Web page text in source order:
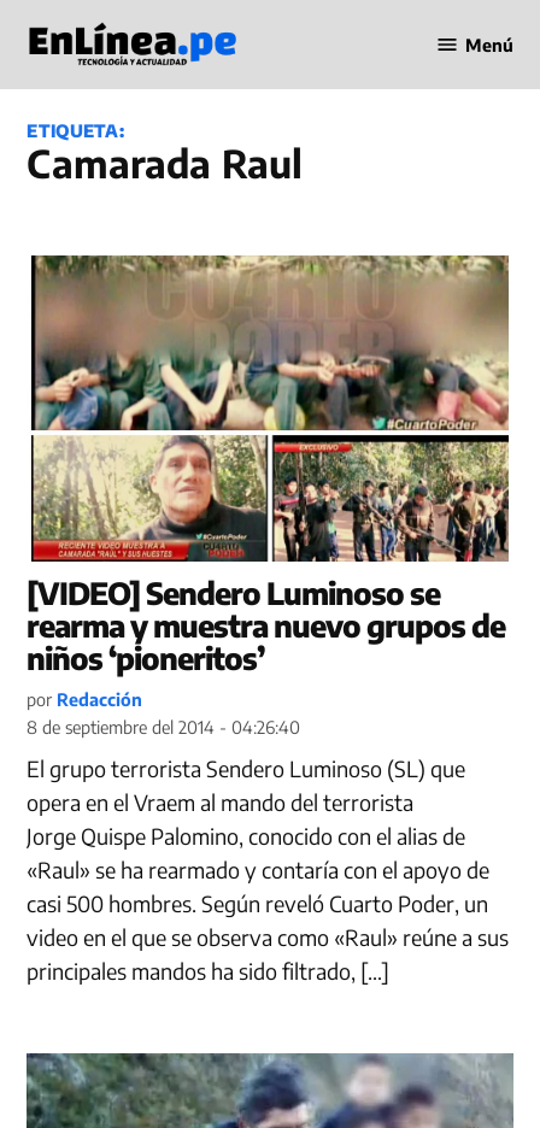
contenido
en Línea
Menú
ETIQUETA:
Camarada Raul
[VIDEO] Sendero Luminoso se
rearma y muestra nuevo grupos de
niños ‘pioneritos’
por Redacción
8 de septiembre del 2014 - 04:26:40
El grupo terrorista Sendero Luminoso (SL) que
opera en el Vraem al mando del terrorista
Jorge Quispe Palomino, conocido con el alias de
«Raul» se ha rearmado y contaría con el apoyo de
casi 500 hombres. Según reveló Cuarto Poder, un
video en el que se observa como «Raul» reúne a sus
principales mandos ha sido filtrado, […]